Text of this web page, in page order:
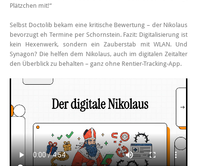
Plätzchen mit!“
Selbst Doctolib bekam eine kritische Bewertung – der Nikolaus
bevorzugt eh Termine per Schornstein. Fazit: Digitalisierung ist
kein Hexenwerk, sondern ein Zauberstab mit WLAN. Und
Synagon? Die helfen dem Nikolaus, auch im digitalen Zeitalter
den Überblick zu behalten – ganz ohne Rentier-Tracking-App.